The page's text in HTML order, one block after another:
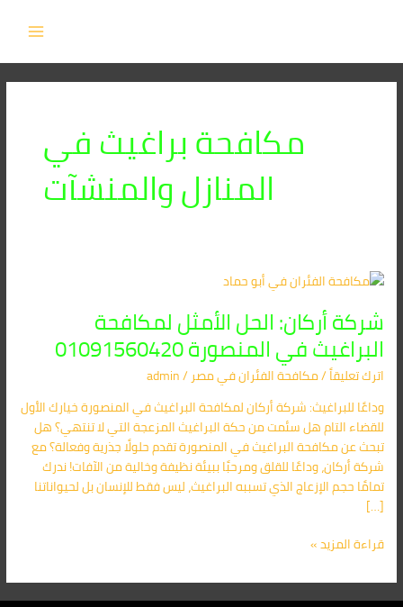
مكافحة براغيث في
المنازل والمنشآت
شركة أركان: الحل الأمثل لمكافحة
البراغيث في المنصورة 01091560420
اترك تعليقاً/مكافحة الفئران​ في مصر/
admin
وداعًا للبراغيث: شركة أركان لمكافحة البراغيث في المنصورة خيارك الأول
للقضاء التام هل سئمت من حكة البراغيث المزعجة التي لا تنتهي؟ هل
تبحث عن مكافحة البراغيث في المنصورة تقدم حلولًا جذرية وفعالة؟ مع
شركة أركان، وداعًا للقلق ومرحبًا ببيئة نظيفة وخالية من الآفات! ندرك
تمامًا حجم الإزعاج الذي تسببه البراغيث، ليس فقط للإنسان بل لحيواناتنا
[…]
شركة
الحل
الأمثل
لمكافحة
البراغيث
في
المنصورة
01091560420
قراءة المزيد »